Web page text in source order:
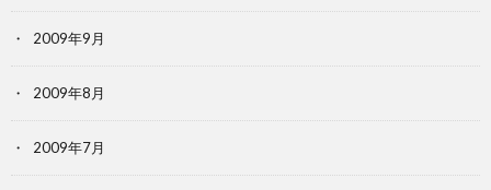
2009年9月
2009年8月
2009年7月